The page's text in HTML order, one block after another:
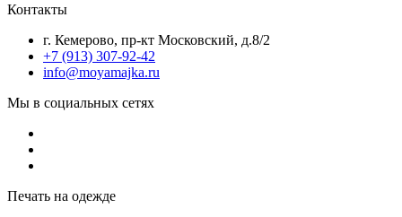
Контакты
г. Кемерово, пр-кт Московский, д.8/2
+7 (913) 307-92-42
info@moyamajka.ru
Мы в социальных сетях
Печать на одежде